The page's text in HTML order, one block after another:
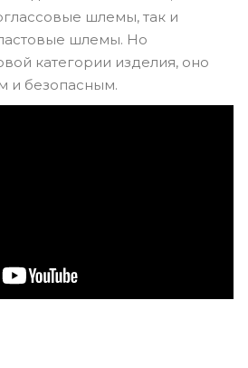
шлемы, так и
шлемы. Но
категории изделия, оно
и безопасным.